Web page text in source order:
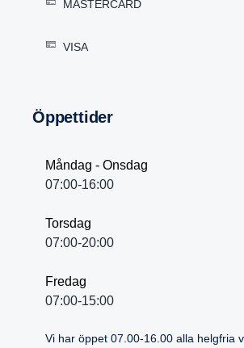
MASTERCARD
VISA
Öppet­tider
Måndag - Onsdag
07:00-16:00
Torsdag
07:00-20:00
Fredag
07:00-15:00
Vi har öppet 07.00-16.00 alla helgfria